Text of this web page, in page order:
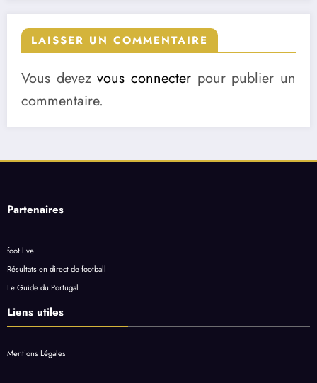
LAISSER UN COMMENTAIRE
Vous devezvous connecter pour publier un
commentaire.
Partenaires
foot live
Résultats en direct de football
Le Guide du Portugal
Liens utiles
Mentions Légales